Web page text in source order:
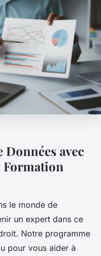
avec
Formation
le monde de
un expert dans ce
Notre programme
pour vous aider à